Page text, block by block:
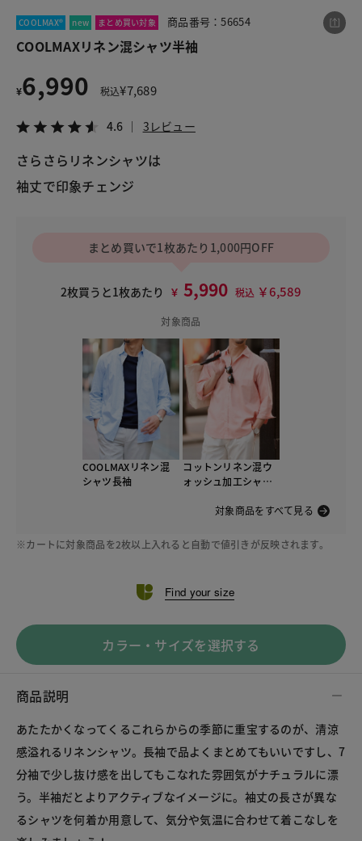
COOLMAX® new まとめ買い対象 商品番号：56654
COOLMAXリネン混シャツ半袖
¥6,990 税込¥7,689
4.6 3レビュー
さらさらリネンシャツは
袖丈で印象チェンジ
まとめ買いで1枚あたり1,000円OFF
2枚買うと1枚あたり ￥ 5,990 税込 ￥6,589
対象商品
COOLMAXリネン混
シャツ長袖
コットンリネン混ウ
ォッシュ加工シャツ7
対象商品をすべて見る
※カートに対象商品を2枚以上入れると自動で値引きが反映されます。
Find your size
カラー・サイズを選択する
商品説明
あたたかくなってくるこれらからの季節に重宝するのが、清涼
感溢れるリネンシャツ。長袖で品よくまとめてもいいですし、7
分袖で少し抜け感を出してもこなれた雰囲気がナチュラルに漂
う。半袖だとよりアクティブなイメージに。袖丈の長さが異な
るシャツを何着か用意して、気分や気温に合わせて着こなしを
COOLMAXリネン混シャツ半袖
¥6,990 税込¥7,689
LINE